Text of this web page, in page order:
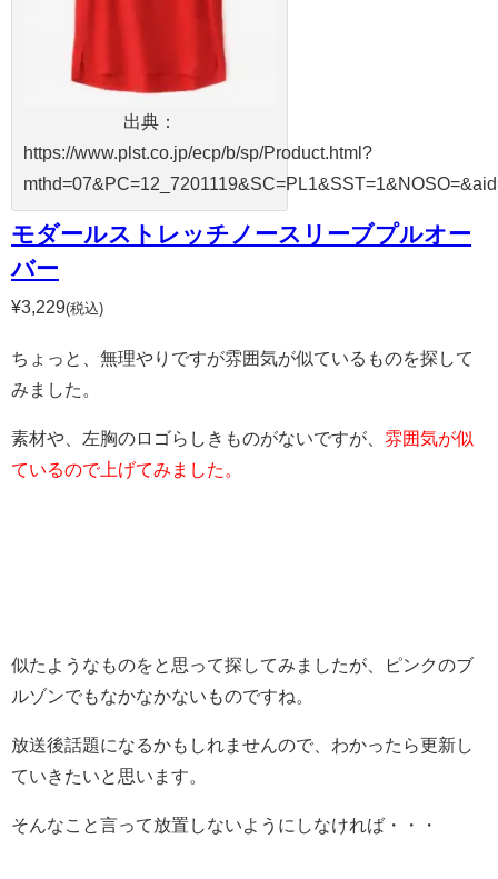
出典：
https://www.plst.co.jp/ecp/b/sp/Product.html?
モダールストレッチノースリーブプルオー
バー
¥3,229(税込)
ちょっと、無理やりですが雰囲気が似ているものを探して
みました。
素材や、左胸のロゴらしきものがないですが、 雰囲気が似
ているので上げてみました。
似たようなものをと思って探してみましたが、ピンクのブ
ルゾンでもなかなかないものですね。
放送後話題になるかもしれませんので、わかったら更新し
ていきたいと思います。
そんなこと言って放置しないようにしなければ・・・